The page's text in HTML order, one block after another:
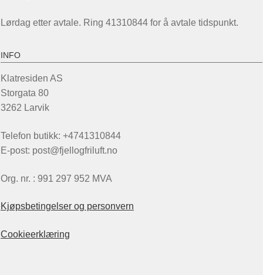
Lørdag etter avtale. Ring 41310844 for å avtale tidspunkt.
INFO
Klatresiden AS
Storgata 80
3262 Larvik
Telefon butikk: +4741310844
E-post: post@fjellogfriluft.no
Org. nr. : 991 297 952 MVA
Kjøpsbetingelser og personvern
Cookieerklæring